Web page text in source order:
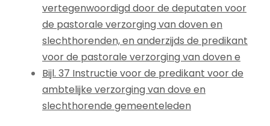
vertegenwoordigd door de deputaten voor
de pastorale verzorging van doven en
slechthorenden, en anderzijds de predikant
voor de pastorale verzorging van doven e
Bijl. 37 Instructie voor de predikant voor de
ambtelijke verzorging van dove en
slechthorende gemeenteleden